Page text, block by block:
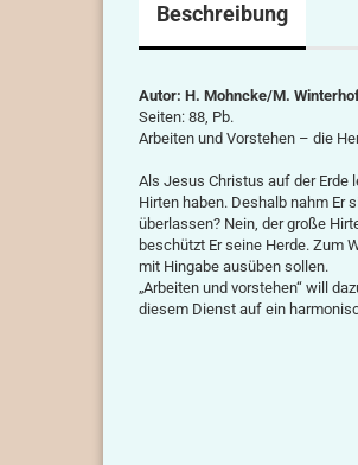
Beschreibung
Autor: H. Mohncke/M.
Seiten: 88, Pb.
Arbeiten und Vorstehen – die
Als Jesus Christus auf der Erde
Hirten haben. Deshalb nahm Er
überlassen? Nein, der große
beschützt Er seine Herde. Zum
mit Hingabe ausüben sollen.
„Arbeiten und vorstehen“ will
diesem Dienst auf ein